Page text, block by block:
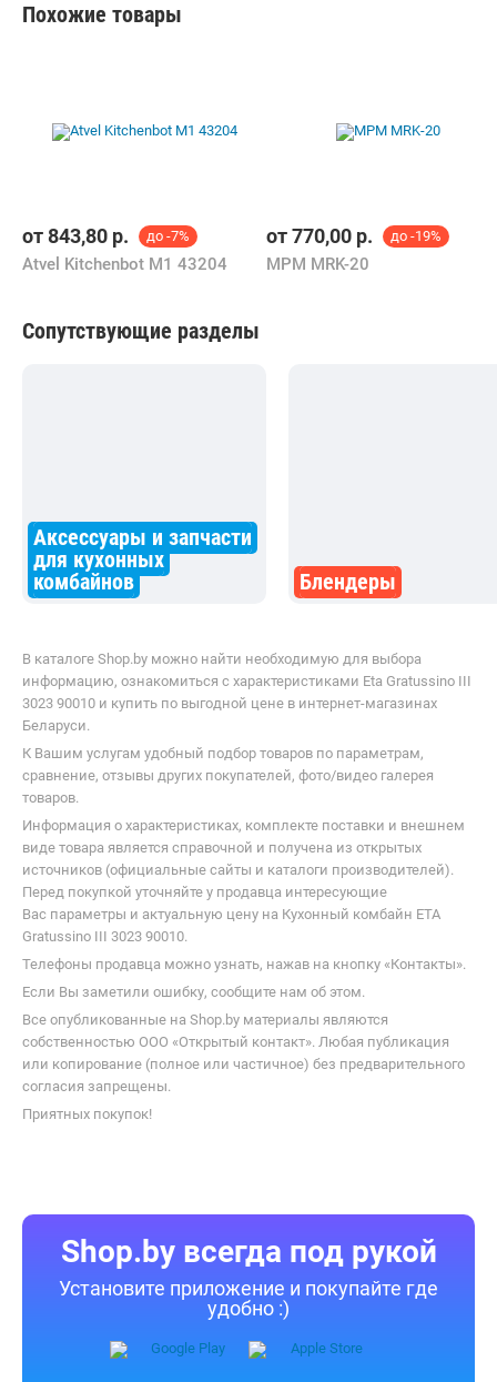
Похожие товары
от843,80 р. до -7%
Atvel Kitchenbot M1 43204
от770,00 р. до -19%
MPM MRK-20
Сопутствующие разделы
Аксессуары и запчасти
для кухонных
комбайнов
Блендеры
В каталоге Shop.by можно найти необходимую для выбора
информацию, ознакомиться с характеристиками Eta Gratussino III
3023 90010 и купить по выгодной цене в интернет-магазинах
Беларуси.
К Вашим услугам удобный подбор товаров по параметрам,
сравнение, отзывы других покупателей, фото/видео галерея
товаров.
Информация о характеристиках, комплекте поставки и внешнем
виде товара является справочной и получена из открытых
источников (официальные сайты и каталоги производителей).
Перед покупкой уточняйте у продавца интересующие
Вас параметры и актуальную цену на Кухонный комбайн ETA
Gratussino III 3023 90010.
Телефоны продавца можно узнать, нажав на кнопку «Контакты».
Если Вы заметили ошибку, сообщите нам об этом.
Все опубликованные на Shop.by материалы являются
собственностью ООО «Открытый контакт». Любая публикация
или копирование (полное или частичное) без предварительного
согласия запрещены.
Приятных покупок!
Shop.by всегда под рукой
Установите приложение и покупайте где
удобно :)